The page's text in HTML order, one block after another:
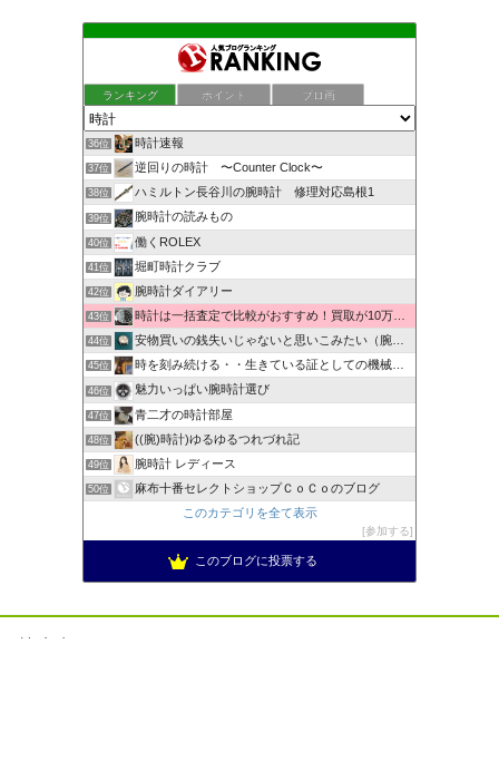
ランキング ポイント ブロ画
36位 時計速報
37位 逆回りの時計 〜Counter Clock〜
38位 ハミルトン長谷川の腕時計 修理対応島根1
39位 腕時計の読みもの
40位 働くROLEX
41位 堀町時計クラブ
42位 腕時計ダイアリー
43位 時計は一括査定で比較がおすすめ！買取が10万以上違うことも！
44位 安物買いの銭失いじゃないと思いこみたい（腕時計編）
45位 時を刻み続ける・・生きている証としての機械式時計
46位 魅力いっぱい腕時計選び
47位 青二才の時計部屋
48位 ((腕)時計)ゆるゆるつれづれ記
49位 腕時計 レディース
50位
麻布十番セレクトショップＣｏＣｏのブログ
このカテゴリを全て表示
参加する
このブログに投票する